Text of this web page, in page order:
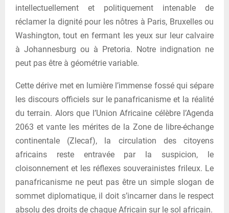
intellectuellement et politiquement intenable de
réclamer la dignité pour les nôtres à Paris, Bruxelles ou
Washington, tout en fermant les yeux sur leur calvaire
à Johannesburg ou à Pretoria. Notre indignation ne
peut pas être à géométrie variable.
Cette dérive met en lumière l’immense fossé qui sépare
les discours officiels sur le panafricanisme et la réalité
du terrain. Alors que l’Union Africaine célèbre l’Agenda
2063 et vante les mérites de la Zone de libre-échange
continentale (Zlecaf), la circulation des citoyens
africains reste entravée par la suspicion, le
cloisonnement et les réflexes souverainistes frileux. Le
panafricanisme ne peut pas être un simple slogan de
sommet diplomatique, il doit s’incarner dans le respect
absolu des droits de chaque Africain sur le sol africain.